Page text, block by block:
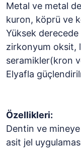
Metal ve metal
kuron, köprü ve
Yüksek derecede
zirkonyum oksit,
seramikler(kron
Elyafla
Özellikleri:
Dentin ve
asit jel